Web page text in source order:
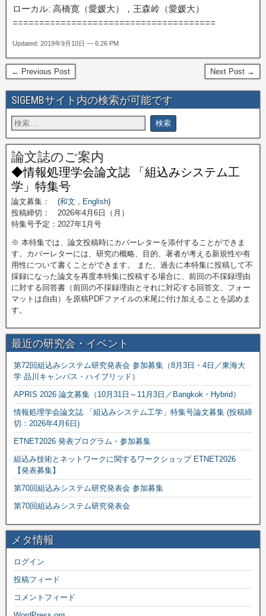
ローカル: 高橋寛（愛媛大），王森岭（愛媛大）
======================================
Updated: 2019年9月10日 — 6:26 PM
← Previous Post Next Post →
SIGEMBサイト内の検索が可能です
論文誌のご案内
◆情報処理学会論文誌 「組込みシステム工
学」特集号
論文募集： (和文 , English)
投稿締切： 2026年4月6日（月）
特集号予定：2027年1月号
※ 本特集では、論文投稿時にカバーレターを添付することができま
す。カバーレターには、研究の概略、目的、著者が考える新規性や有
用性について書くことができます。 また、過去に本特集に投稿して不
採録になった論文を再度本特集に投稿する場合に、前回の不採録理由
に対する回答書（前回の不採録理由とそれに対応する回答文、フォー
マットは自由）を原稿PDFファイルの末尾に付け加えることを認めま
す。
最近の研究会・イベント
第72回組込みシステム研究発表会 参加募集（8月3日・4日／東海大
学 品川キャンパス・ハイブリッド）
APRIS 2026 論文募集（10月31日～11月3日／Bangkok・Hybrid）
情報処理学会論文誌 「組込みシステム工学」特集号論文募集 (投稿締
切：2026年4月6日)
ETNET2026 発表プログラム・参加募集
組込み技術とネットワークに関するワークショップ ETNET2026
【発表募集】
第70回組込みシステム研究発表会 参加募集
第70回組込みシステム研究発表会
メタ情報
ログイン
投稿フィード
コメントフィード